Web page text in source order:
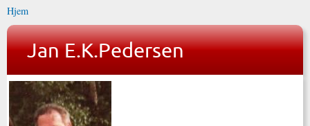
Hjem
Jan E.K.Pedersen